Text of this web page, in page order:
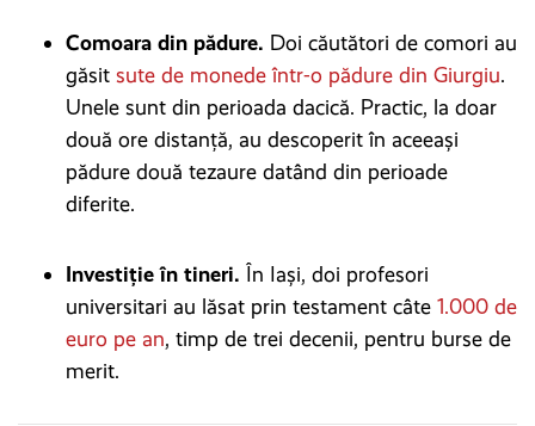
Comoara din pădure. Doi căutători de comori au
găsit sute de monede într-o pădure din Giurgiu.
Unele sunt din perioada dacică. Practic, la doar
două ore distanță, au descoperit în aceeași
pădure două tezaure datând din perioade
diferite.
Investiție în tineri. În Iași, doi profesori
universitari au lăsat prin testament câte 1.000 de
euro pe an, timp de trei decenii, pentru burse de
merit.